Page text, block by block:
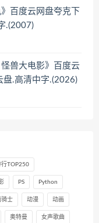
百度云网盘夸克下
.(2007)
兽大电影》百度云
盘.高清中字.(2026)
行TOP250
PS Python
骑士 动漫 动画
奥特曼 女声歌曲